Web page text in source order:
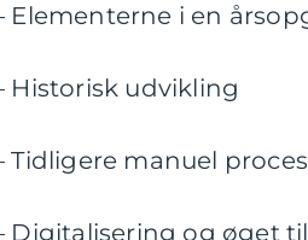
Elementerne i en
Historisk udvikling
Tidligere manuel proces
Digitalisering og øget